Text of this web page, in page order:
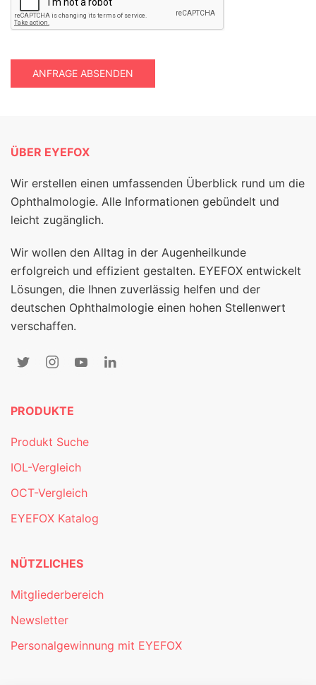
ANFRAGE ABSENDEN
ÜBER EYEFOX
Wir erstellen einen umfassenden Überblick rund um die
Ophthalmologie. Alle Informationen gebündelt und
leicht zugänglich.
Wir wollen den Alltag in der Augenheilkunde
erfolgreich und effizient gestalten. EYEFOX entwickelt
Lösungen, die Ihnen zuverlässig helfen und der
deutschen Ophthalmologie einen hohen Stellenwert
verschaffen.
PRODUKTE
Produkt Suche
IOL-Vergleich
OCT-Vergleich
EYEFOX Katalog
NÜTZLICHES
Mitgliederbereich
Newsletter
Personalgewinnung mit EYEFOX